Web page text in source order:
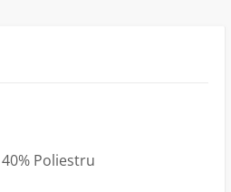
40% Poliestru